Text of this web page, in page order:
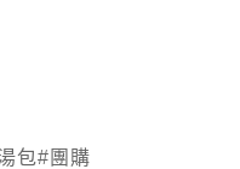
包#團購